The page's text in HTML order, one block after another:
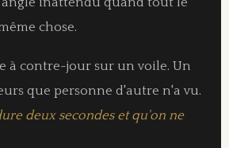
chose.
à contre-jour sur un voile. Un
que personne d'autre n'a vu.
deux secondes et qu'on ne